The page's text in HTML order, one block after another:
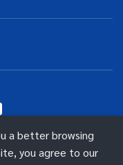
a better browsing
you agree to our